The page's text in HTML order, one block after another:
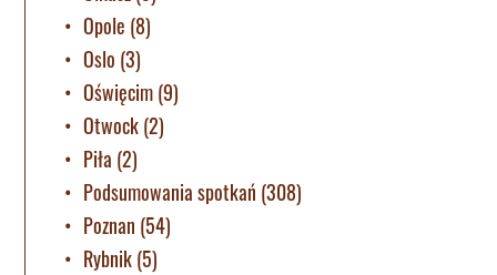
Opole (8)
Oslo (3)
Oświęcim(9)
Otwock(2)
Piła (2)
Podsumowania spotkań (308)
Poznan (54)
Rybnik(5)